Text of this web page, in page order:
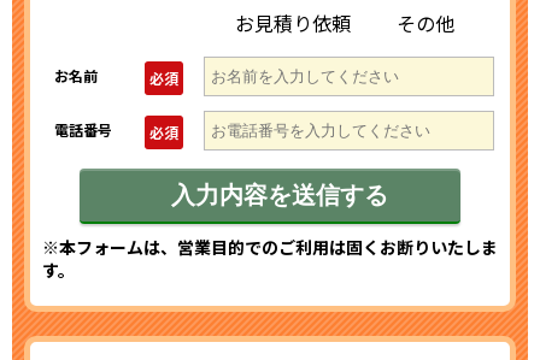
お見積り依頼
その他
お名前 必須
電話番号 必須
※本フォームは、営業目的でのご利用は固くお断りいたしま
す。